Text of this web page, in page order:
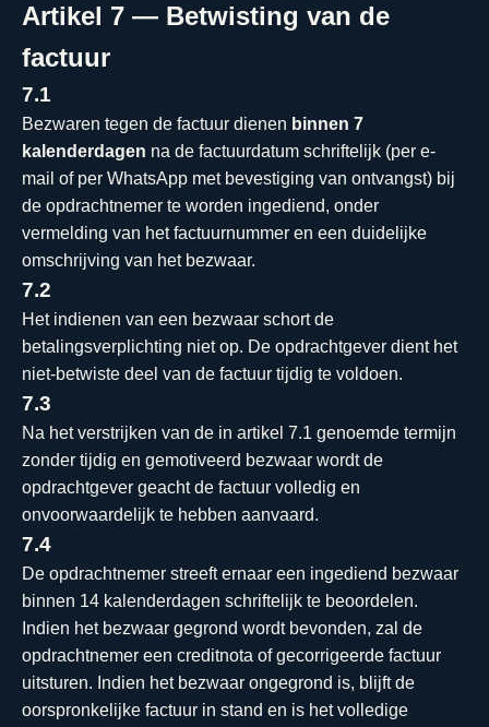
Artikel 7 — Betwisting van de
factuur
7.1
Bezwaren tegen de factuur dienen binnen 7
kalenderdagen na de factuurdatum schriftelijk (per e-
mail of per WhatsApp met bevestiging van ontvangst) bij
de opdrachtnemer te worden ingediend, onder
vermelding van het factuurnummer en een duidelijke
omschrijving van het bezwaar.
7.2
Het indienen van een bezwaar schort de
betalingsverplichting niet op. De opdrachtgever dient het
niet-betwiste deel van de factuur tijdig te voldoen.
7.3
Na het verstrijken van de in artikel 7.1 genoemde termijn
zonder tijdig en gemotiveerd bezwaar wordt de
opdrachtgever geacht de factuur volledig en
onvoorwaardelijk te hebben aanvaard.
7.4
De opdrachtnemer streeft ernaar een ingediend bezwaar
binnen 14 kalenderdagen schriftelijk te beoordelen.
Indien het bezwaar gegrond wordt bevonden, zal de
opdrachtnemer een creditnota of gecorrigeerde factuur
uitsturen. Indien het bezwaar ongegrond is, blijft de
oorspronkelijke factuur in stand en is het volledige